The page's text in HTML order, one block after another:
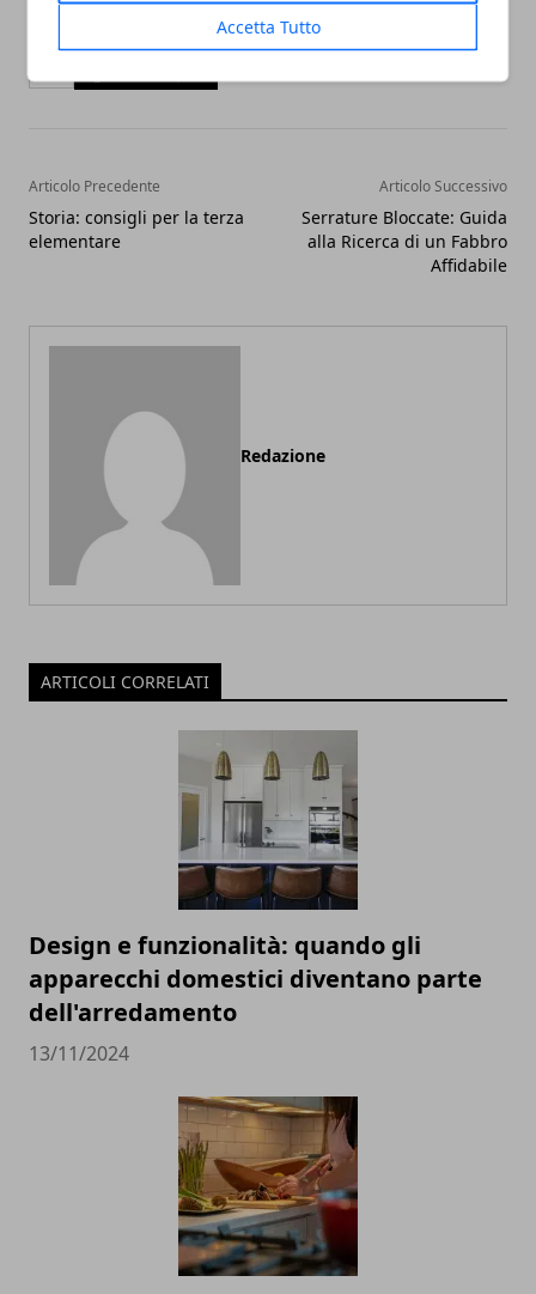
Accetta Tutto
Facebook
TwitterWhatsapp
Articolo Precedente
Storia: consigli per la terza
elementare
Articolo Successivo
Serrature Bloccate: Guida
alla Ricerca di un Fabbro
Affidabile
Redazione
ARTICOLI CORRELATI
Design e funzionalità: quando gli
apparecchi domestici diventano parte
dell'arredamento
13/11/2024